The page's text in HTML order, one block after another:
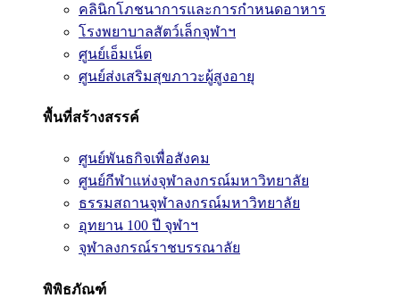
คลินิกโภชนาการและการกำหนดอาหาร
โรงพยาบาลสัตว์เล็กจุฬาฯ
ศูนย์เอ็มเน็ต
ศูนย์ส่งเสริมสุขภาวะผู้สูงอายุ
พื้นที่สร้างสรรค์
ศูนย์พันธกิจเพื่อสังคม
ศูนย์กีฬาแห่งจุฬาลงกรณ์มหาวิทยาลัย
ธรรมสถานจุฬาลงกรณ์มหาวิทยาลัย
อุทยาน 100 ปี จุฬาฯ
จุฬาลงกรณ์ราชบรรณาลัย
พิพิธภัณฑ์